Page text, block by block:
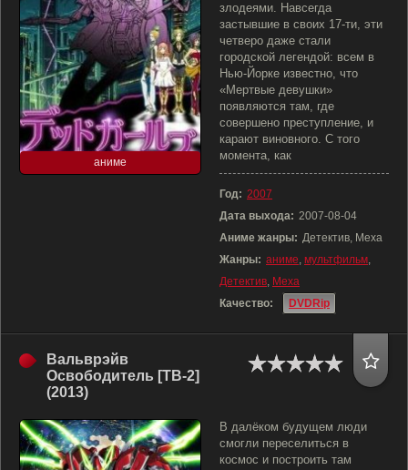
аниме
злодеями. Навсегда
застывшие в своих 17-ти, эти
четверо даже стали
городской легендой: всем в
Нью-Йорке известно, что
«Мертвые девушки»
появляются там, где
совершено преступление, и
карают виновного. С того
момента, как
Год: 2007
Дата выхода: 2007-08-04
Аниме жанры: Детектив, Меха
Жанры: аниме, мультфильм,
Детектив, Меха
Качество:
DVDRip
Вальврэйв
Освободитель [ТВ-2]
(2013)
В далёком будущем люди
смогли переселиться в
космос и построить там